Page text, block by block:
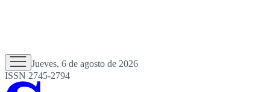
Jueves, 6 de agosto de 2026
ISSN 2745-2794